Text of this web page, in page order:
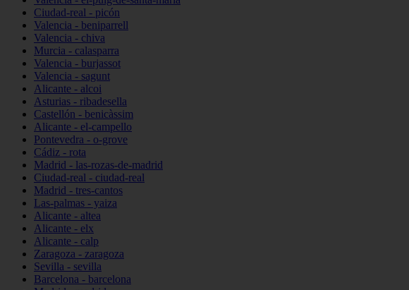
Ciudad-real - picón
Valencia - beniparrell
Valencia - chiva
Murcia - calasparra
Valencia - burjassot
Valencia - sagunt
Alicante - alcoi
Asturias - ribadesella
Castellón - benicàssim
Alicante - el-campello
Pontevedra - o-grove
Cádiz - rota
Madrid - las-rozas-de-madrid
Ciudad-real - ciudad-real
Madrid - tres-cantos
Las-palmas - yaiza
Alicante - altea
Alicante - elx
Alicante - calp
Zaragoza - zaragoza
Sevilla - sevilla
Barcelona - barcelona